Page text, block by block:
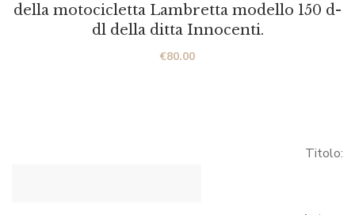
della motocicletta Lambretta modello 150 d-
dl della ditta Innocenti.
€80.00
Titolo: